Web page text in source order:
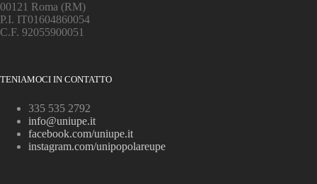
00121 Roma (RM)
P.I. IT01604860054
C.F. 92055900051
TENIAMOCI IN CONTATTO
335 535 2792
info@uniupe.it
facebook.com/uniupe.it
instagram.com/unipopolareupe